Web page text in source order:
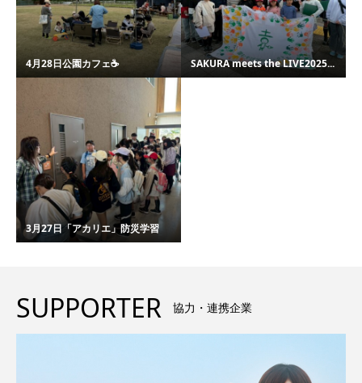
4月28日公園カフェ☕️ SAKURA meets the LIVE2025...
3月27日「アカリエ」防災学習
SUPPORTER 協力・連携企業